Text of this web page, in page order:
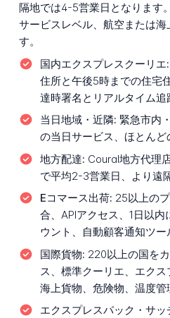
隔地では4-5営業日となります
サービスレベル、航空または
す。
国内エクスプレスクーリエ:
住所と午後5時までの住宅
達時署名とリアルタイム追
当日地域・近隣: 緊急市内
の当日サービス、ほとん
地方配達: Coural地方代理
で平均2-3営業日、より遠
Eコマース出荷: 25以上の
合、APIアクセス、1日以
ウント、自動顧客通知ツー
国際貨物: 220以上の国を
ス、標準クーリエ、エクス
海上貨物、危険物、温度管
エクスプレスパック・サッ